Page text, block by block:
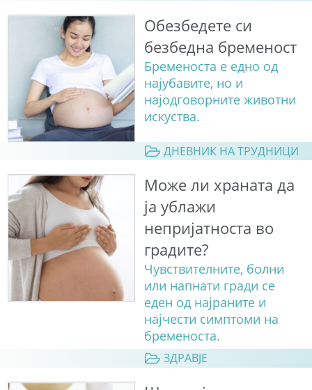
Обезбедете си
безбедна бременост
Бременоста е едно од
најубавите, но и
најодговорните животни
искуства.
ДНЕВНИК НА ТРУДНИЦИ
Може ли храната да
ја ублажи
непријатноста во
градите?
Чувствителните, болни
или напнати гради се
еден од најраните и
најчести симптоми на
бременоста.
ЗДРАВЈЕ